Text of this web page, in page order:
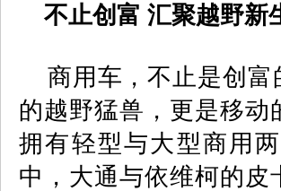
不止创富 汇聚越野新
商用车，不止是创
的越野猛兽，更是移
拥有轻型与大型商用
中，大通与依维柯的皮